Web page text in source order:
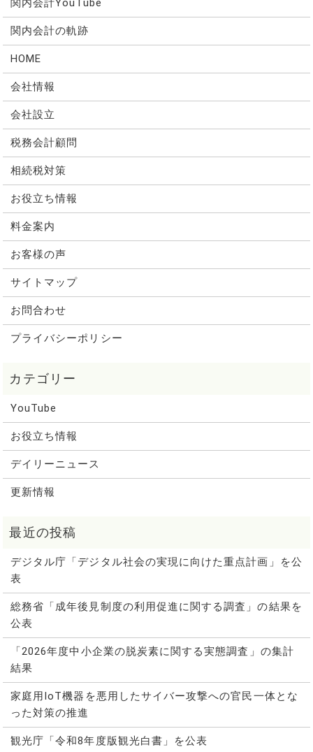
関内会計YouTube
関内会計の軌跡
HOME
会社情報
会社設立
税務会計顧問
相続税対策
お役立ち情報
料金案内
お客様の声
サイトマップ
お問合わせ
プライバシーポリシー
YouTube
お役立ち情報
デイリーニュース
更新情報
デジタル庁「デジタル社会の実現に向けた重点計画」を公
表
総務省「成年後見制度の利用促進に関する調査」の結果を
公表
「2026年度中小企業の脱炭素に関する実態調査」の集計
結果
家庭用IoT機器を悪用したサイバー攻撃への官民一体とな
った対策の推進
観光庁「令和8年度版観光白書」を公表